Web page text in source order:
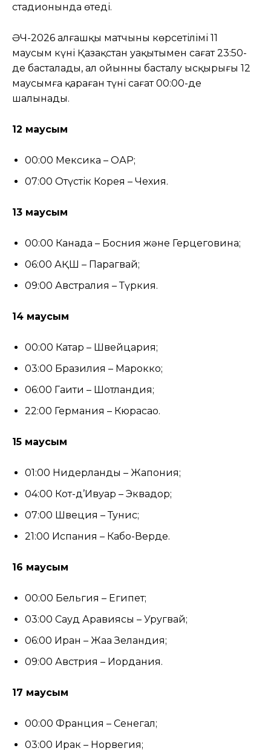
стадионында өтеді.
ӘЧ-2026 алғашқы матчының көрсетілімі 11
маусым күні Қазақстан уақытымен сағат 23:50-
де басталады, ал ойынның басталу ысқырығы 12
маусымға қараған түні сағат 00:00-де
шалынады.
12 маусым
00:00 Мексика – ОАР;
07:00 Оңтүстік Корея – Чехия.
13 маусым
00:00 Канада – Босния және Герцеговина;
06:00 АҚШ – Парагвай;
09:00 Австралия – Түркия.
14 маусым
00:00 Катар – Швейцария;
03:00 Бразилия – Марокко;
06:00 Гаити – Шотландия;
22:00 Германия – Кюрасао.
15 маусым
01:00 Нидерланды – Жапония;
04:00 Кот-д’Ивуар – Эквадор;
07:00 Швеция – Тунис;
21:00 Испания – Кабо-Верде.
16 маусым
00:00 Бельгия – Египет;
03:00 Сауд Аравиясы – Уругвай;
06:00 Иран – Жаңа Зеландия;
09:00 Австрия – Иордания.
17 маусым
00:00 Франция – Сенегал;
03:00 Ирак – Норвегия;